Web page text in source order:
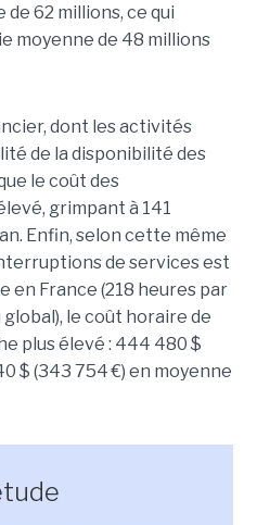
62 millions, ce qui
moyenne de 48 millions
dont les activités
de la disponibilité des
le coût des
grimpant à 141
Enfin, selon cette même
de services est
en France (218 heures par
le coût horaire de
plus élevé : 444 480 $
$ (343 754 €) en moyenne